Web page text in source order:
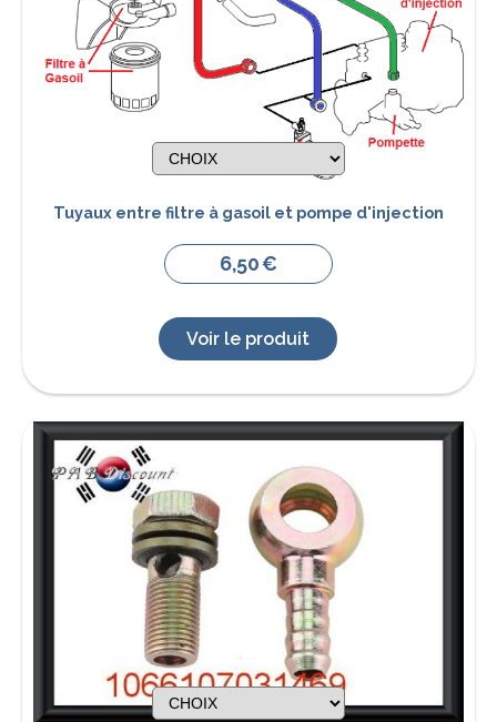
Tuyaux entre filtre à gasoil et pompe d'injection
6,50€
Voir le produit